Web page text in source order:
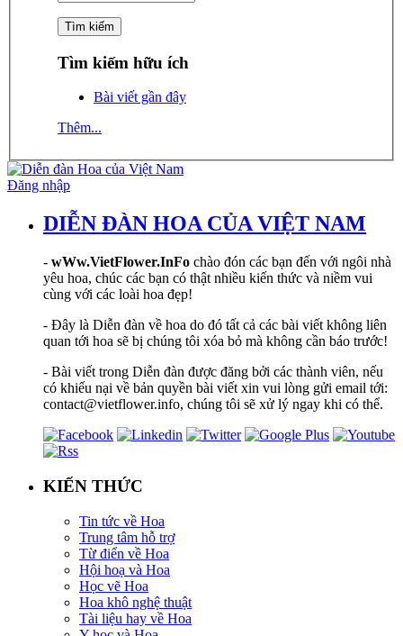
Tìm kiếm hữu ích
Bài viết gần đây
Thêm...
Đăng nhập
DIỄN ĐÀN HOA CỦA VIỆT NAM
- wWw.VietFlower.InFo chào đón các bạn đến với ngôi nhà
yêu hoa, chúc các bạn có thật nhiều kiến thức và niềm vui
cùng với các loài hoa đẹp!
- Đây là Diễn đàn về hoa do đó tất cả các bài viết không liên
quan tới hoa sẽ bị chúng tôi xóa bỏ mà không cần báo trước!
- Bài viết trong Diễn đàn được đăng bởi các thành viên, nếu
có khiếu nại về bản quyền bài viết xin vui lòng gửi email tới:
contact@vietflower.info, chúng tôi sẽ xử lý ngay khi có thể.
KIẾN THỨC
Tin tức về Hoa
Trung tâm hỗ trợ
Từ điển về Hoa
Hội hoạ và Hoa
Học vẽ Hoa
Hoa khô nghệ thuật
Tài liệu hay về Hoa